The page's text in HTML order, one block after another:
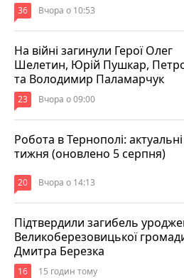
36 Вчора о 10:53
На війні загинули Герої Олег
Шелетин, Юрій Пушкар,
та Володимир Паламарчук
23 Вчора о 09:00
Робота в Тернополі: актуальні
тижня (оновлено 5 серпня)
20 Вчора о 14:13
Підтвердили загибель
Великоберезовицької
Дмитра Березка
16 15 годин тому